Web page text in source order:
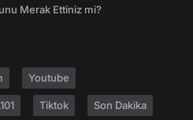
Merak Ettiniz mi?
Youtube
Tiktok Son Dakika